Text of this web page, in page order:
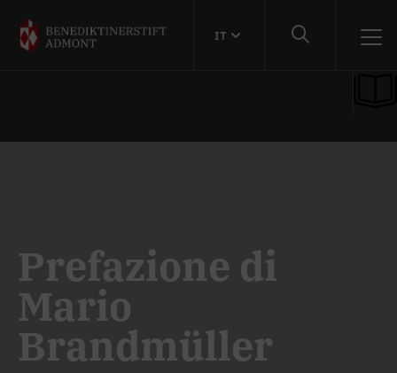
IT
Prefazione di
Mario
Brandmüller